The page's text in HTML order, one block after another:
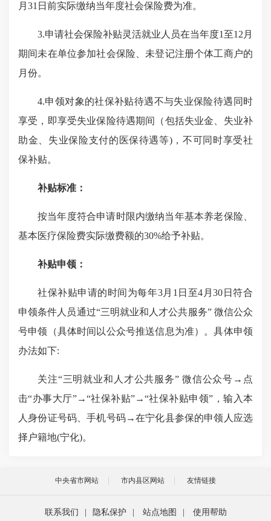
月31日前实际缴纳当年度社会保险费为准。
3.申请社会保险补贴灵活就业人员在当年度1至12月
期间未在单位参加社会保险、未登记注册个体工商户的
月份。
4.申领对象的社保补贴待遇不与失业保险待遇同时
享受，即享受失业保险待遇期间（包括失业金、失业补
助金、失业保险支付的医保待遇等)，不可同时享受社
保补贴。
补贴标准：
按当年度符合申请时限内缴纳当年基本养老保险、
基本医疗保险费实际缴费额的30%给予补贴。
补贴申领：
社保补贴申请的时间为每年3月1日至4月30日符合
申领条件人员通过“三明就业和人才公共服务” 微信公众
号申领（具体时间以公众号推送信息为准）。具体申领
办法如下:
关注“三明就业和人才公共服务” 微信公众号→点
击“办事大厅”→“社保补贴”→“社保补贴申领”，输入本
人身份证号码、手机号码→在宁化县参保的申领人应选
择户籍地(宁化)。
中央省市网站 市内县区网站 友情链接
联系我们 隐私保护 站点地图 使用帮助